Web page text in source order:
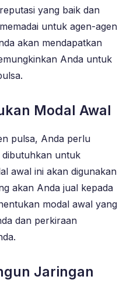
yang baik dan
untuk agen-agen
akan mendapatkan
Anda untuk
Modal Awal
pulsa, Anda perlu
dibutuhkan untuk
awal ini akan digunakan
akan Anda jual kepada
modal awal yang
dan perkiraan
Jaringan